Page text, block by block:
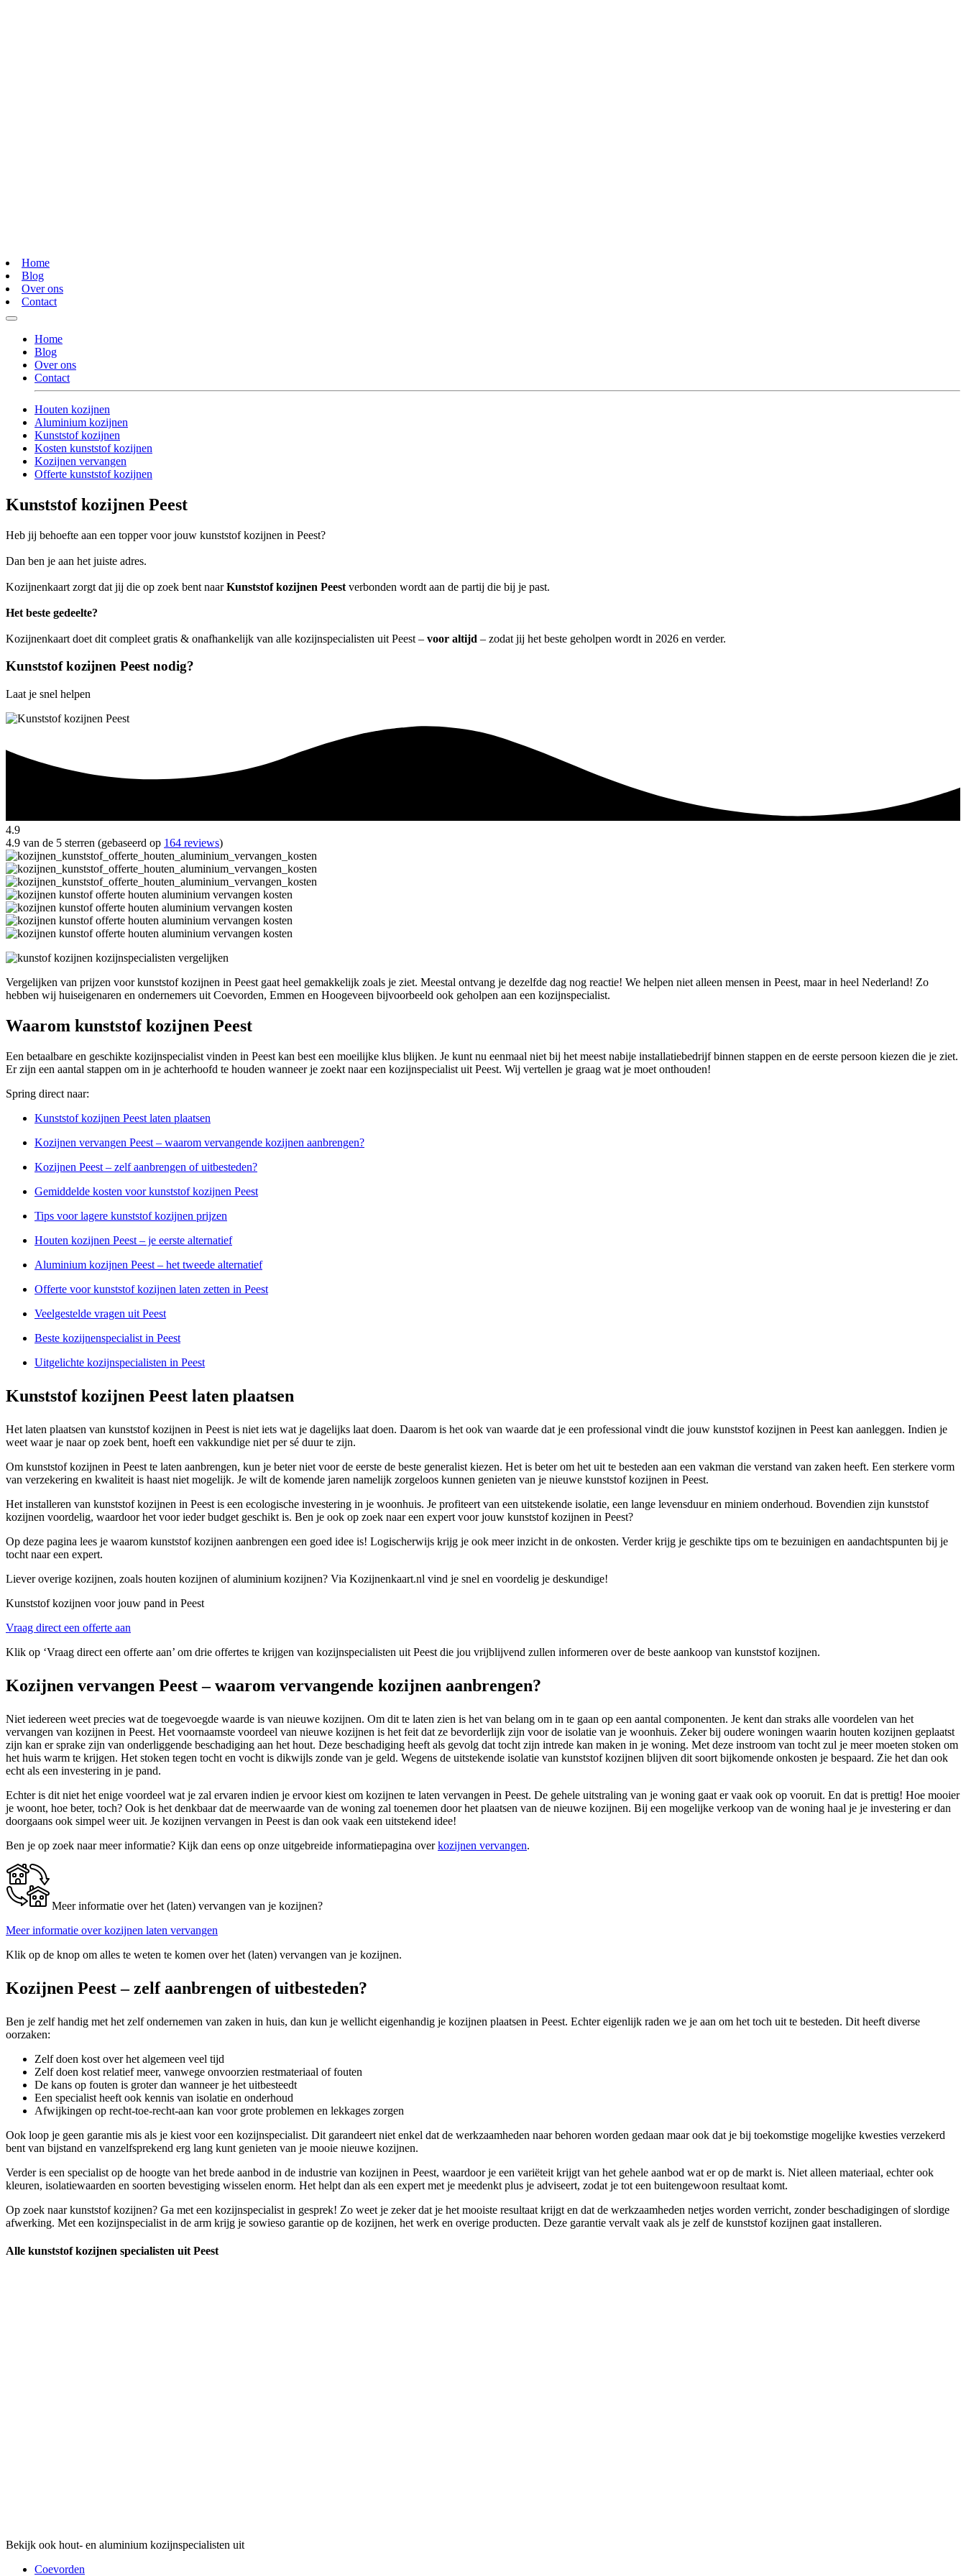
Home
Blog
Over ons
Contact
Home
Blog
Over ons
Contact
Houten kozijnen
Aluminium kozijnen
Kunststof kozijnen
Kosten kunststof kozijnen
Kozijnen vervangen
Offerte kunststof kozijnen
Kunststof kozijnen Peest
Heb jij behoefte aan een topper voor jouw kunststof kozijnen in Peest?
Dan ben je aan het juiste adres.
Kozijnenkaart zorgt dat jij die op zoek bent naarKunststof kozijnen Peest verbonden wordt aan de partij die bij je past.
Het beste gedeelte?
Kozijnenkaart doet dit compleet gratis & onafhankelijk van alle kozijnspecialisten uit Peest – voor altijd – zodat jij het beste geholpen wordt in 2026 en verder.
Kunststof kozijnen Peest nodig?
Laat je snel helpen
4.9
4.9 van de 5 sterren (gebaseerd op 164 reviews)
Vergelijken van prijzen voor kunststof kozijnen in Peest gaat heel gemakkelijk zoals je ziet. Meestal ontvang je dezelfde dag nog reactie! We helpen niet alleen mensen in Peest, maar in heel Nederland! Zo
hebben wij huiseigenaren en ondernemers uit Coevorden, Emmen en Hoogeveen bijvoorbeeld ook geholpen aan een kozijnspecialist.
Waarom kunststof kozijnen Peest
Een betaalbare en geschikte kozijnspecialist vinden in Peest kan best een moeilijke klus blijken. Je kunt nu eenmaal niet bij het meest nabije installatiebedrijf binnen stappen en de eerste persoon kiezen die je ziet.
Er zijn een aantal stappen om in je achterhoofd te houden wanneer je zoekt naar een kozijnspecialist uit Peest. Wij vertellen je graag wat je moet onthouden!
Spring direct naar:
Kunststof kozijnen Peest laten plaatsen
Kozijnen vervangen Peest – waarom vervangende kozijnen aanbrengen?
Kozijnen Peest – zelf aanbrengen of uitbesteden?
Gemiddelde kosten voor kunststof kozijnen Peest
Tips voor lagere kunststof kozijnen prijzen
Houten kozijnen Peest – je eerste alternatief
Aluminium kozijnen Peest – het tweede alternatief
Offerte voor kunststof kozijnen laten zetten in Peest
Veelgestelde vragen uit Peest
Beste kozijnenspecialist in Peest
Uitgelichte kozijnspecialisten in Peest
Kunststof kozijnen Peest laten plaatsen
Het laten plaatsen van kunststof kozijnen in Peest is niet iets wat je dagelijks laat doen. Daarom is het ook van waarde dat je een professional vindt die jouw kunststof kozijnen in Peest kan aanleggen. Indien je
weet waar je naar op zoek bent, hoeft een vakkundige niet per sé duur te zijn.
Om kunststof kozijnen in Peest te laten aanbrengen, kun je beter niet voor de eerste de beste generalist kiezen. Het is beter om het uit te besteden aan een vakman die verstand van zaken heeft. Een sterkere vorm
van verzekering en kwaliteit is haast niet mogelijk. Je wilt de komende jaren namelijk zorgeloos kunnen genieten van je nieuwe kunststof kozijnen in Peest.
Het installeren van kunststof kozijnen in Peest is een ecologische investering in je woonhuis. Je profiteert van een uitstekende isolatie, een lange levensduur en miniem onderhoud. Bovendien zijn kunststof
kozijnen voordelig, waardoor het voor ieder budget geschikt is. Ben je ook op zoek naar een expert voor jouw kunststof kozijnen in Peest?
Op deze pagina lees je waarom kunststof kozijnen aanbrengen een goed idee is! Logischerwijs krijg je ook meer inzicht in de onkosten. Verder krijg je geschikte tips om te bezuinigen en aandachtspunten bij je
tocht naar een expert.
Liever overige kozijnen, zoals houten kozijnen of aluminium kozijnen? Via Kozijnenkaart.nl vind je snel en voordelig je deskundige!
Kunststof kozijnen voor jouw pand in Peest
Vraag direct een offerte aan
Klik op ‘Vraag direct een offerte aan’ om drie offertes te krijgen van kozijnspecialisten uit Peest die jou vrijblijvend zullen informeren over de beste aankoop van kunststof kozijnen.
Kozijnen vervangen Peest – waarom vervangende kozijnen aanbrengen?
Niet iedereen weet precies wat de toegevoegde waarde is van nieuwe kozijnen. Om dit te laten zien is het van belang om in te gaan op een aantal componenten. Je kent dan straks alle voordelen van het
vervangen van kozijnen in Peest. Het voornaamste voordeel van nieuwe kozijnen is het feit dat ze bevorderlijk zijn voor de isolatie van je woonhuis. Zeker bij oudere woningen waarin houten kozijnen geplaatst
zijn kan er sprake zijn van onderliggende beschadiging aan het hout. Deze beschadiging heeft als gevolg dat tocht zijn intrede kan maken in je woning. Met deze instroom van tocht zul je meer moeten stoken om
het huis warm te krijgen. Het stoken tegen tocht en vocht is dikwijls zonde van je geld. Wegens de uitstekende isolatie van kunststof kozijnen blijven dit soort bijkomende onkosten je bespaard. Zie het dan ook
echt als een investering in je pand.
Echter is dit niet het enige voordeel wat je zal ervaren indien je ervoor kiest om kozijnen te laten vervangen in Peest. De gehele uitstraling van je woning gaat er vaak ook op vooruit. En dat is prettig! Hoe mooier
je woont, hoe beter, toch? Ook is het denkbaar dat de meerwaarde van de woning zal toenemen door het plaatsen van de nieuwe kozijnen. Bij een mogelijke verkoop van de woning haal je je investering er dan
doorgaans ook simpel weer uit. Je kozijnen vervangen in Peest is dan ook vaak een uitstekend idee!
Ben je op zoek naar meer informatie? Kijk dan eens op onze uitgebreide informatiepagina overkozijnen vervangen.
Meer informatie over het (laten) vervangen van je kozijnen?
Meer informatie over kozijnen laten vervangen
Klik op de knop om alles te weten te komen over het (laten) vervangen van je kozijnen.
Kozijnen Peest – zelf aanbrengen of uitbesteden?
Ben je zelf handig met het zelf ondernemen van zaken in huis, dan kun je wellicht eigenhandig je kozijnen plaatsen in Peest. Echter eigenlijk raden we je aan om het toch uit te besteden. Dit heeft diverse
oorzaken:
Zelf doen kost over het algemeen veel tijd
Zelf doen kost relatief meer, vanwege onvoorzien restmateriaal of fouten
De kans op fouten is groter dan wanneer je het uitbesteedt
Een specialist heeft ook kennis van isolatie en onderhoud
Afwijkingen op recht-toe-recht-aan kan voor grote problemen en lekkages zorgen
Ook loop je geen garantie mis als je kiest voor een kozijnspecialist. Dit garandeert niet enkel dat de werkzaamheden naar behoren worden gedaan maar ook dat je bij toekomstige mogelijke kwesties verzekerd
bent van bijstand en vanzelfsprekend erg lang kunt genieten van je mooie nieuwe kozijnen.
Verder is een specialist op de hoogte van het brede aanbod in de industrie van kozijnen in Peest, waardoor je een variëteit krijgt van het gehele aanbod wat er op de markt is. Niet alleen materiaal, echter ook
kleuren, isolatiewaarden en soorten bevestiging wisselen enorm. Het helpt dan als een expert met je meedenkt plus je adviseert, zodat je tot een buitengewoon resultaat komt.
Op zoek naar kunststof kozijnen? Ga met een kozijnspecialist in gesprek! Zo weet je zeker dat je het mooiste resultaat krijgt en dat de werkzaamheden netjes worden verricht, zonder beschadigingen of slordige
afwerking. Met een kozijnspecialist in de arm krijg je sowieso garantie op de kozijnen, het werk en overige producten. Deze garantie vervalt vaak als je zelf de kunststof kozijnen gaat installeren.
Alle kunststof kozijnen specialisten uit Peest
Bekijk ook hout- en aluminium kozijnspecialisten uit
Coevorden